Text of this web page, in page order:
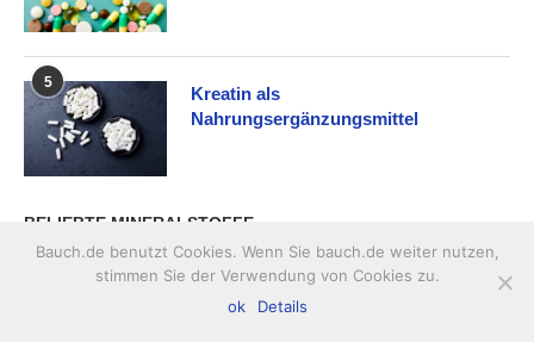
5
Kreatin als
Nahrungsergänzungsmittel
BELIEBTE MINERALSTOFFE
Die Wirkung von Eisentabletten
Bauch.de benutzt Cookies. Wenn Sie bauch.de weiter nutzen,
stimmen Sie der Verwendung von Cookies zu.
ok
Details